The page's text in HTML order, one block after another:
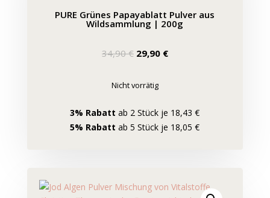
PURE Grünes Papayablatt Pulver aus
Wildsammlung | 200g
34,90€ Ursprünglicher
war:
34,90 €
29,90 €Aktueller
Nicht vorrätig
3% Rabatt ab 2 Stück je 18,43 €
5% Rabatt ab 5 Stück je 18,05 €